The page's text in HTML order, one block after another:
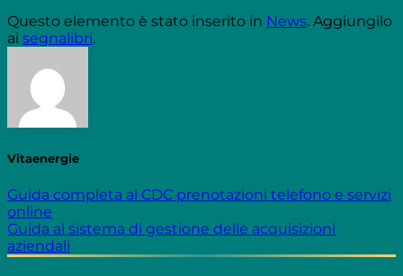
Questo elemento è stato inserito in News. Aggiungilo
ai segnalibri.
Vitaenergie
Guida completa al CDC prenotazioni telefono e servizi
online
Guida al sistema di gestione delle acquisizioni
aziendali